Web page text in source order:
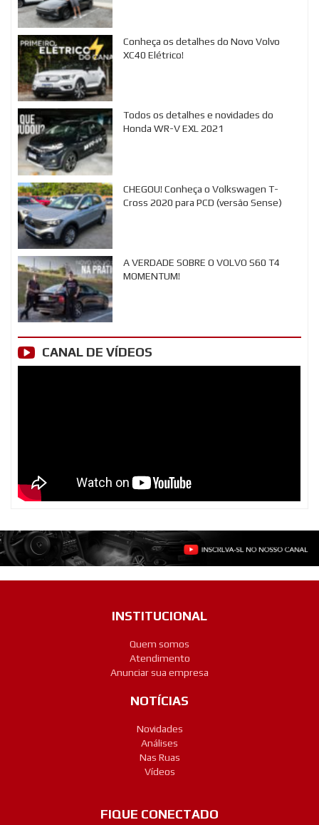
Conheça os detalhes do Novo Volvo
XC40 Elétrico!
Todos os detalhes e novidades do
Honda WR-V EXL 2021
CHEGOU! Conheça o Volkswagen T-
Cross 2020 para PCD (versão Sense)
A VERDADE SOBRE O VOLVO S60 T4
MOMENTUM!
CANAL DE VÍDEOS
INSTITUCIONAL
Quem somos
Atendimento
Anunciar sua empresa
NOTÍCIAS
Novidades
Análises
Nas Ruas
Vídeos
FIQUE CONECTADO